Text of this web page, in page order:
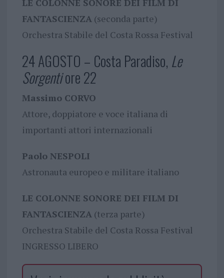
LE COLONNE SONORE DEI FILM DI
FANTASCIENZA(seconda parte)
Orchestra Stabile del Costa Rossa Festival
24 AGOSTO – Costa Paradiso, Le
Sorgentiore 22
Massimo CORVO
Attore, doppiatore e voce italiana di
importanti attori internazionali
Paolo NESPOLI
Astronauta europeo e militare italiano
LE COLONNE SONORE DEI FILM DI
FANTASCIENZA(terza parte)
Orchestra Stabile del Costa Rossa Festival
INGRESSO LIBERO